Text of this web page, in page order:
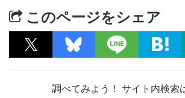
このページをシェア
調べてみよう！ サイト内検索